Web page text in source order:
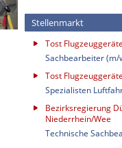
Stellenmarkt
Tost
Sachbearbeiter (m/
Tost
Spezialisten
Bezirksregierung
Niederrhein/Wee
Technische